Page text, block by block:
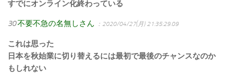
すでにオンライン化終わっている
30不要不急の名無しさん ：2020/04/27(月) 21:35:29.09
これは思った
日本を秋始業に切り替えるには最初で最後のチャンスなのか
もしれない